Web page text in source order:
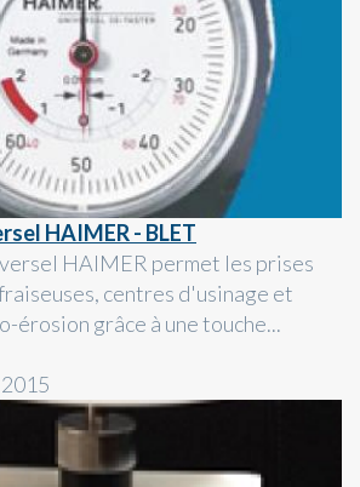
HAIMER - BLET
HAIMER permet les prises
centres d'usinage et
érosion grâce à une touche...